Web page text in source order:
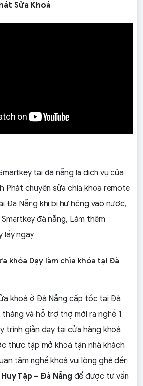
Sửa Khoá
tại đà nẵng là dịch vụ của
Phát chuyên sửa chìa khóa remote
Đà Nẵng khi bị hư hỏng vào nước,
đà nẵng, Làm thêm
lấy ngay
khóa Dạy làm chìa khóa tại Đà
khoá ở Đà Nẵng cấp tốc tại Đà
tháng và hỗ trợ thợ mới ra nghề 1
trình giản dạy tại cửa hàng khoá
thực tập mở khoá tận nhà khách
tâm nghề khoá vui lòng ghé đến
Tập – Đà Nẵng để được tư vấn